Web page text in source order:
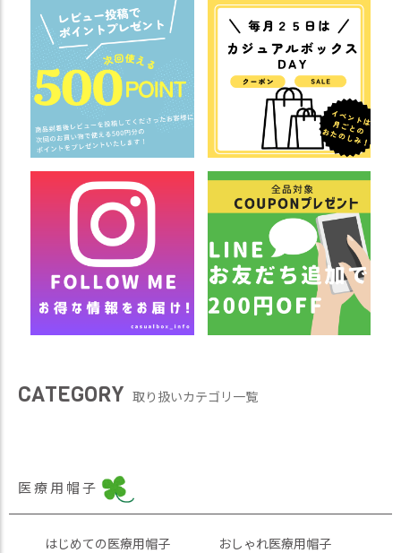
CATEGORY 取り扱いカテゴリ一覧
医療用帽子
はじめての医療用帽子
おしゃれ医療用帽子